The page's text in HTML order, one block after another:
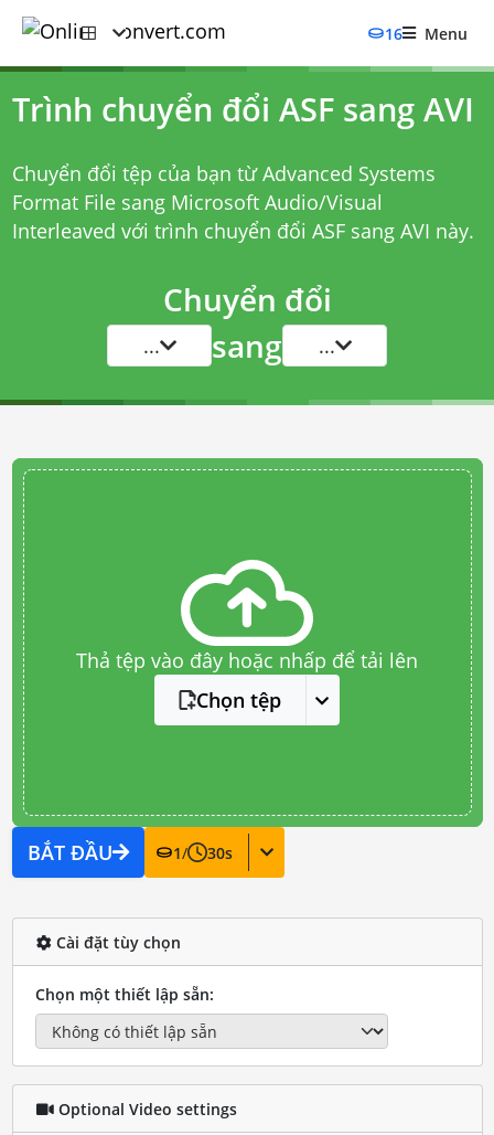
16 Menu
Trình chuyển đổi ASF sang AVI
Chuyển đổi tệp của bạn từ Advanced Systems
Format File sang Microsoft Audio/Visual
Interleaved với trình chuyển đổi ASF sang AVI này.
Chuyển đổi
... sang ...
Thả tệp vào đây hoặc nhấp để tải lên
Chọn tệp
BẮT ĐẦU 1/ 30s
Cài đặt tùy chọn
Chọn một thiết lập sẵn:
Optional Video settings